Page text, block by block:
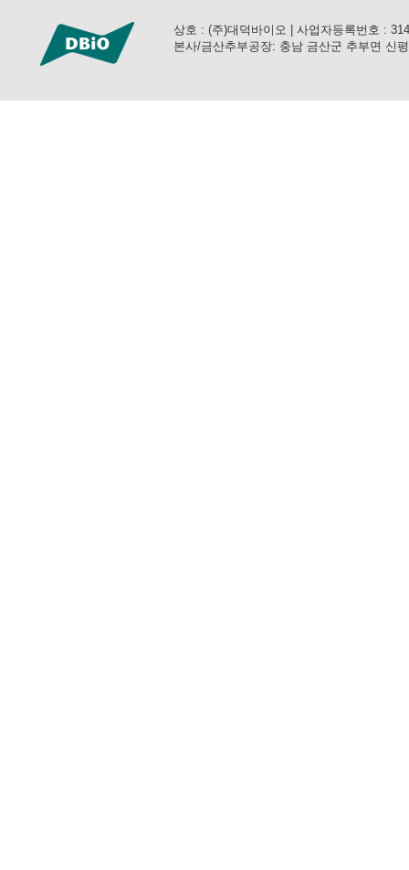
상호 : (주)대덕바이오 | 사업자등록번호 :
본사/금산추부공장: 충남 금산군 추부면 신